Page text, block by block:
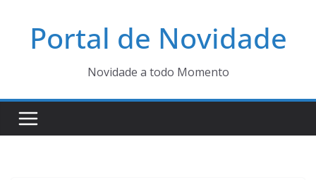
Portal de Novidade
Novidade a todo Momento